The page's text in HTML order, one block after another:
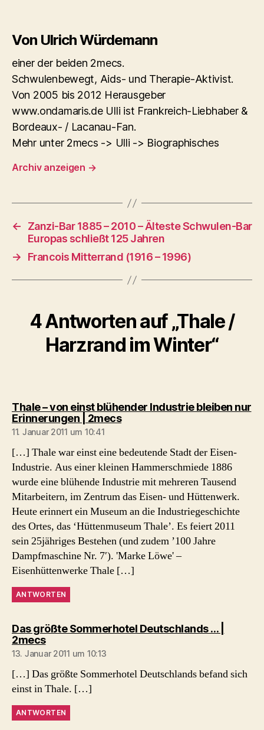
Von Ulrich Würdemann
einer der beiden 2mecs.
Schwulenbewegt, Aids- und Therapie-Aktivist.
Von 2005 bis 2012 Herausgeber
www.ondamaris.de Ulli ist Frankreich-Liebhaber &
Bordeaux- / Lacanau-Fan.
Mehr unter 2mecs -> Ulli -> Biographisches
Archiv anzeigen →
←
Zanzi-Bar 1885 – 2010 – Älteste Schwulen-Bar
Europas schließt 125 Jahren
→
Francois Mitterrand (1916 – 1996)
4 Antworten auf „Thale /
Harzrand im Winter“
Thale – von einst blühender Industrie bleiben nur
Erinnerungen | 2mecssagt:
11. Januar 2011 um 10:41
[…] Thale war einst eine bedeutende Stadt der Eisen-
Industrie. Aus einer kleinen Hammerschmiede 1886
wurde eine blühende Industrie mit mehreren Tausend
Mitarbeitern, im Zentrum das Eisen- und Hüttenwerk.
Heute erinnert ein Museum an die Industriegeschichte
des Ortes, das ‘Hüttenmuseum Thale’. Es feiert 2011
sein 25jähriges Bestehen (und zudem ’100 Jahre
Dampfmaschine Nr. 7′). 'Marke Löwe' –
Eisenhüttenwerke Thale […]
ANTWORTEN
Das größte Sommerhotel Deutschlands … |
2mecssagt:
13. Januar 2011 um 10:13
[…] Das größte Sommerhotel Deutschlands befand sich
einst in Thale. […]
ANTWORTEN